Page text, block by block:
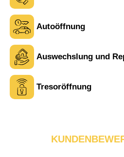
Autoöffnung
Auswechslung und
Tresoröffnung
L Laura M. aus Zürich
Sehr freundlich am Telefon und vor
schnell, aber ich musste 5 Minuten